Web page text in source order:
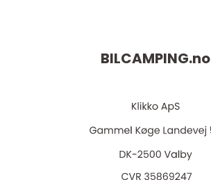
BILCAMPING.no